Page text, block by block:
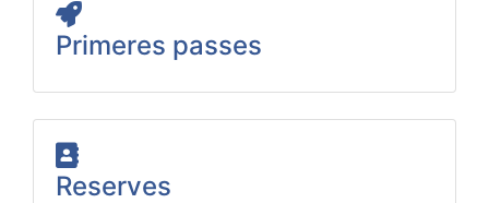
Primeres passes
Reserves